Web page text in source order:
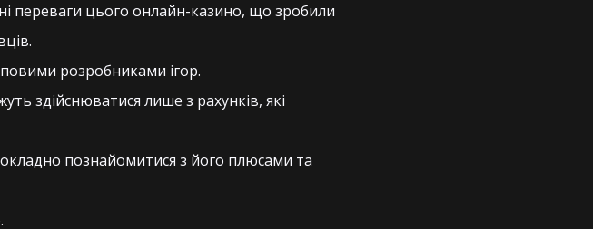
переваги цього онлайн-казино, що зробили
розробниками ігор.
здійснюватися лише з рахунків, які
познайомитися з його плюсами та